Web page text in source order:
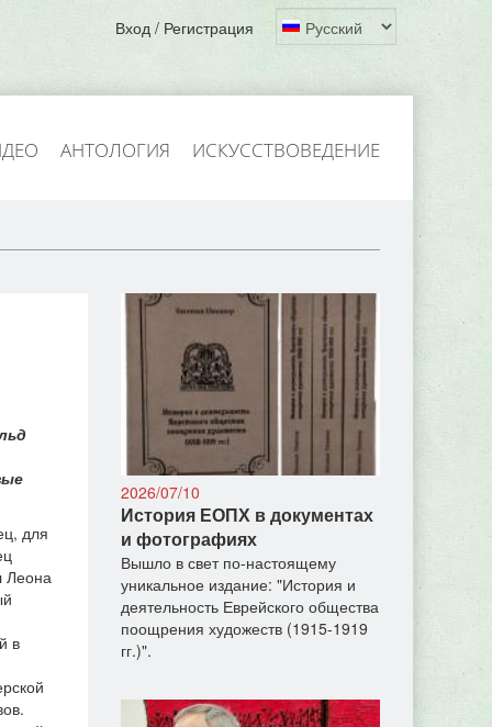
Вход / Регистрация
АНТОЛОГИЯ ИСКУССТВОВЕДЕНИЕ
для
Леона
в
2026/07/10
История ЕОПХ в документах
и фотографиях
Вышло в свет по-настоящему
уникальное издание: "История и
деятельность Еврейского общества
поощрения художеств (1915-1919
гг.)".